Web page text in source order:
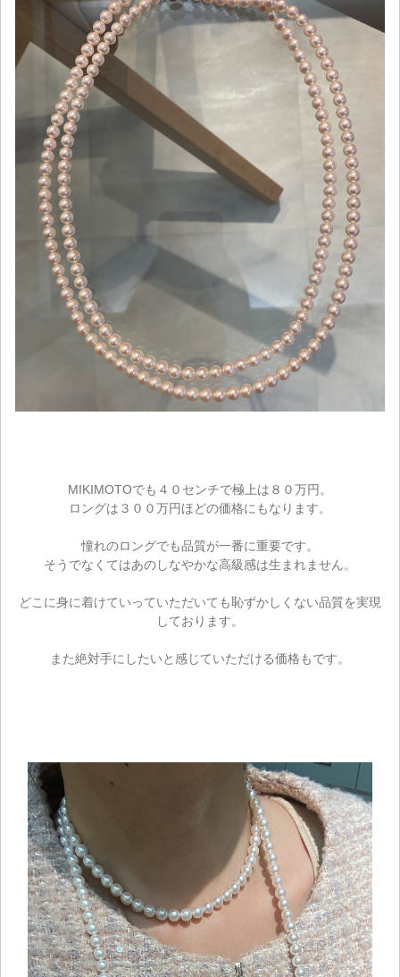
MIKIMOTOでも４０センチで極上は８０万円。
ロングは３００万円ほどの価格にもなります。
憧れのロングでも品質が一番に重要です。
そうでなくてはあのしなやかな高級感は生まれません。
どこに身に着けていっていただいても恥ずかしくない品質を実現
しております。
また絶対手にしたいと感じていただける価格もです。